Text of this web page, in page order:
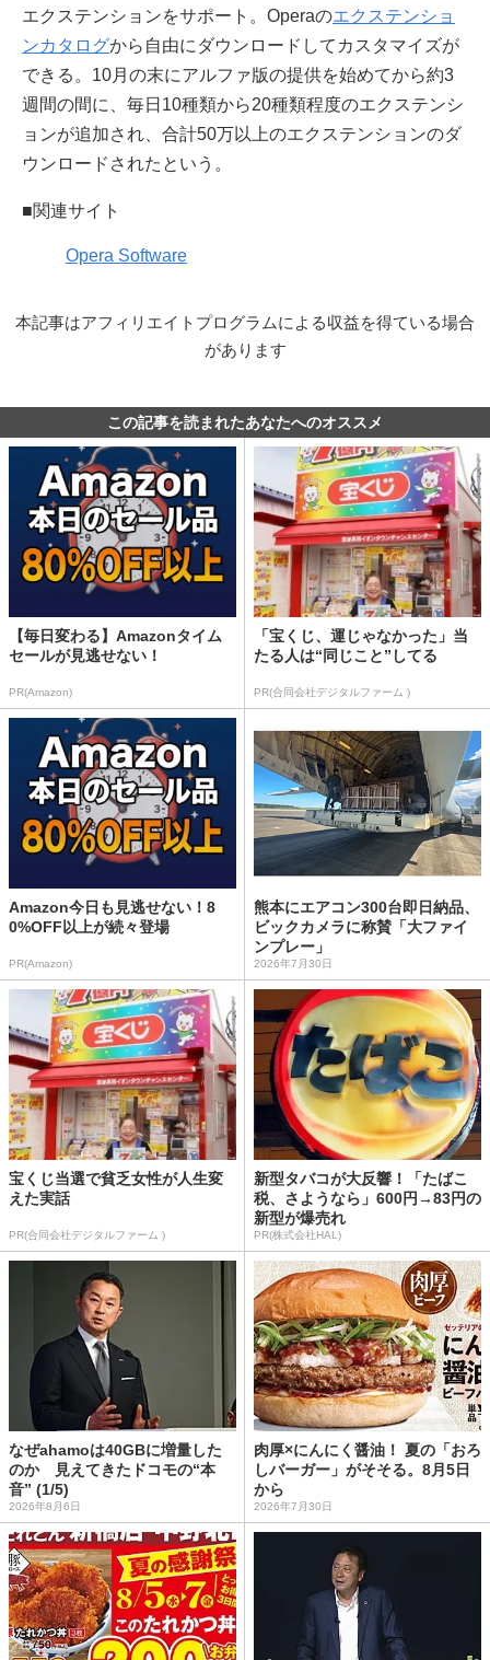
エクステンションをサポート。Operaのエクステンショ
ンカタログから自由にダウンロードしてカスタマイズが
できる。10月の末にアルファ版の提供を始めてから約3
週間の間に、毎日10種類から20種類程度のエクステンシ
ョンが追加され、合計50万以上のエクステンションのダ
ウンロードされたという。
■関連サイト
Opera Software
本記事はアフィリエイトプログラムによる収益を得ている場合
があります
この記事を読まれたあなたへのオススメ
【毎日変わる】Amazonタイム
セールが見逃せない！
PR(Amazon)
「宝くじ、運じゃなかった」当
たる人は“同じこと”してる
PR(合同会社デジタルファーム )
Amazon今日も見逃せない！8
0%OFF以上が続々登場
PR(Amazon)
熊本にエアコン300台即日納品、
ビックカメラに称賛「大ファイ
ンプレー」
2026年7月30日
宝くじ当選で貧乏女性が人生変
えた実話
PR(合同会社デジタルファーム )
新型タバコが大反響！「たばこ
税、さようなら」600円→83円の
新型が爆売れ
PR(株式会社HAL)
なぜahamoは40GBに増量した
のか 見えてきたドコモの“本
音” (1/5)
2026年8月6日
肉厚×にんにく醤油！ 夏の「おろ
しバーガー」がそそる。8月5日
から
2026年7月30日